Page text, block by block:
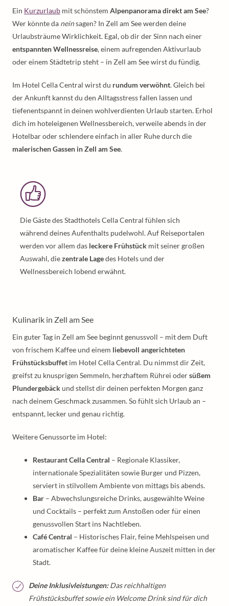
Ein Kurzurlaub mit schönstem Alpenpanorama direkt am See?
Wer könnte da neinsagen? In Zell am See werden deine
Urlaubsträume Wirklichkeit. Egal, ob dir der Sinn nach einer
entspannten Wellnessreise, einem aufregenden Aktivurlaub
oder einem Städtetrip steht – in Zell am See wirst du fündig.
Im Hotel Cella Central wirst du rundum verwöhnt. Gleich bei
der Ankunft kannst du den Alltagsstress fallen lassen und
tiefenentspannt in deinen wohlverdienten Urlaub starten. Erhol
dich im hoteleigenen Wellnessbereich, verweile abends in der
Hotelbar oder schlendere einfach in aller Ruhe durch die
malerischen Gassen in Zell am See.
Die Gäste des Stadthotels Cella Central fühlen sich
während deines Aufenthalts pudelwohl. Auf Reiseportalen
werden vor allem das leckere Frühstück mit seiner großen
Auswahl, diezentrale Lagedes Hotels und der
Wellnessbereich lobend erwähnt.
Kulinarik in Zell am See
Ein guter Tag in Zell am See beginnt genussvoll – mit dem Duft
von frischem Kaffee und einem liebevoll angerichteten
Frühstücksbuffet im Hotel Cella Central. Du nimmst dir Zeit,
greifst zu knusprigen Semmeln, herzhaftem Rührei odersüßem
Plundergebäckund stellst dir deinen perfekten Morgen ganz
nach deinem Geschmack zusammen. So fühlt sich Urlaub an –
entspannt, lecker und genau richtig.
Weitere Genussorte im Hotel:
Restaurant Cella Central – Regionale Klassiker,
internationale Spezialitäten sowie Burger und Pizzen,
serviert in stilvollem Ambiente von mittags bis abends.
Bar – Abwechslungsreiche Drinks, ausgewählte Weine
und Cocktails – perfekt zum Anstoßen oder für einen
genussvollen Start ins Nachtleben.
Café Central – Historisches Flair, feine Mehlspeisen und
aromatischer Kaffee für deine kleine Auszeit mitten in der
Stadt.
Deine Inklusivleistungen:Das reichhaltigen
Frühstücksbuffet sowie ein Welcome Drink sind für dich